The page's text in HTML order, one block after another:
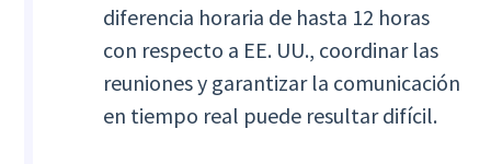
diferencia horaria de hasta 12 horas
con respecto a EE. UU., coordinar las
reuniones y garantizar la comunicación
en tiempo real puede resultar difícil.